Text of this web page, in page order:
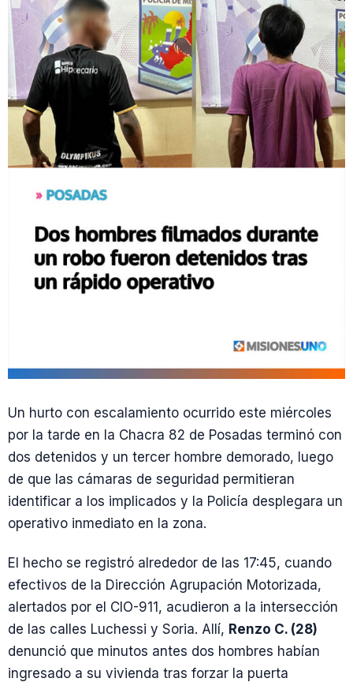
Un hurto con escalamiento ocurrido este miércoles
por la tarde en la Chacra 82 de Posadas terminó con
dos detenidos y un tercer hombre demorado, luego
de que las cámaras de seguridad permitieran
identificar a los implicados y la Policía desplegara un
operativo inmediato en la zona.
El hecho se registró alrededor de las 17:45, cuando
efectivos de la Dirección Agrupación Motorizada,
alertados por el CIO-911, acudieron a la intersección
de las calles Luchessi y Soria. Allí, Renzo C. (28)
denunció que minutos antes dos hombres habían
ingresado a su vivienda tras forzar la puerta